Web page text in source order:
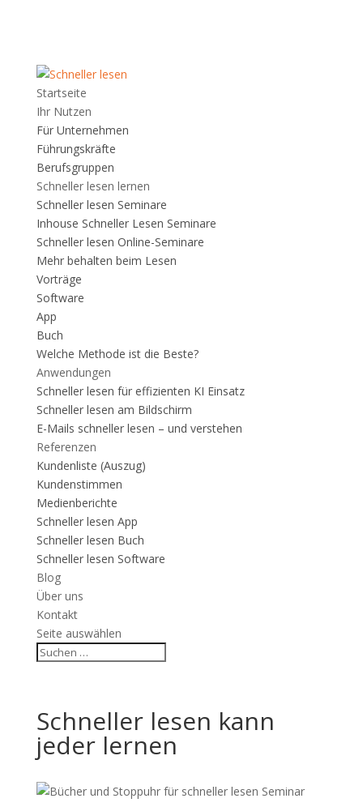
Startseite
Ihr Nutzen
Für Unternehmen
Führungskräfte
Berufsgruppen
Schneller lesen lernen
Schneller lesen Seminare
Inhouse Schneller Lesen Seminare
Schneller lesen Online-Seminare
Mehr behalten beim Lesen
Vorträge
Software
App
Buch
Welche Methode ist die Beste?
Anwendungen
Schneller lesen für effizienten KI Einsatz
Schneller lesen am Bildschirm
E-Mails schneller lesen – und verstehen
Referenzen
Kundenliste (Auszug)
Kundenstimmen
Medienberichte
Schneller lesen App
Schneller lesen Buch
Schneller lesen Software
Blog
Über uns
Kontakt
Seite auswählen
Schneller lesen kann
jeder lernen